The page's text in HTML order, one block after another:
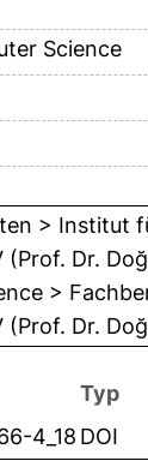
Science
> Institut
Dr.
>
Dr.
Typ
4_18 DOI